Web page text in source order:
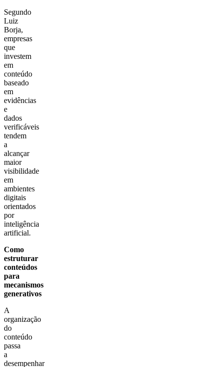
Segundo
Luiz
Borja,
empresas
que
investem
em
conteúdo
baseado
em
evidências
e
dados
verificáveis
tendem
a
alcançar
maior
visibilidade
em
ambientes
digitais
orientados
por
inteligência
artificial.
Como
estruturar
conteúdos
para
mecanismos
generativos
A
organização
do
conteúdo
passa
a
desempenhar